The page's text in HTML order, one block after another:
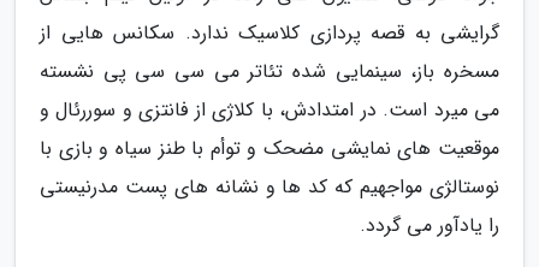
گرایشی به قصه پردازی کلاسیک ندارد. سکانس هایی از
مسخره باز، سینمایی شده تئاتر می سی سی پی نشسته
می میرد است. در امتدادش، با کلاژی از فانتزی و سوررئال و
موقعیت های نمایشی مضحک و توأم با طنز سیاه و بازی با
نوستالژی مواجهیم که کد ها و نشانه های پست مدرنیستی
را یادآور می گردد.